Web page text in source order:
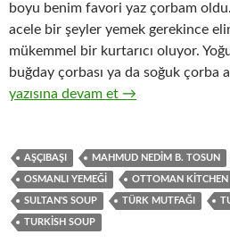
boyu benim favori yaz çorbam
acele bir şeyler yemek gerekince
mükemmel bir kurtarıcı oluyor.
buğday çorbası ya da soğuk çorba
AYRAN ÇORBASI
yazısına devam et →
AŞÇIBAŞI MAHMUD NEDIM B. TOSUN
OSMANLI YEMEĞI OTTOMAN KITCHEN
SULTAN'S SOUP TÜRK MUTFAĞI
TURKISH SOUP